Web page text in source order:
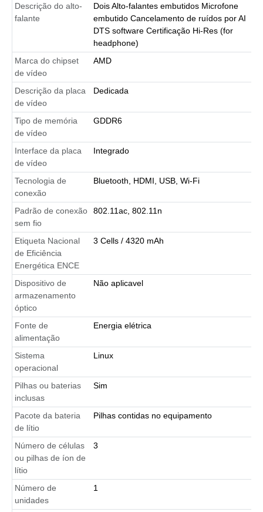
Descrição do alto-
falante
Dois Alto-falantes embutidos Microfone
embutido Cancelamento de ruídos por AI
DTS software Certificação Hi-Res (for
headphone)
Marca do chipset
de vídeo
AMD
Descrição da placa
de vídeo
Dedicada
Tipo de memória
de vídeo
GDDR6
Interface da placa
de vídeo
Integrado
Tecnologia de
conexão
Bluetooth, HDMI, USB, Wi-Fi
Padrão de conexão
sem fio
802.11ac, 802.11n
Etiqueta Nacional
de Eficiência
Energética ENCE
3 Cells / 4320 mAh
Dispositivo de
armazenamento
óptico
Não aplicavel
Fonte de
alimentação
Energia elétrica
Sistema
operacional
Linux
Pilhas ou baterias
inclusas
Sim
Pacote da bateria
de lítio
Pilhas contidas no equipamento
Número de células
ou pilhas de íon de
lítio
3
Número de
unidades
1